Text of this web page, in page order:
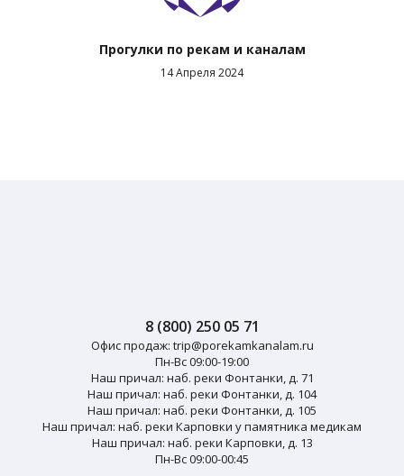
Прогулки по рекам и каналам
14 Апреля 2024
8 (800) 250 05 71
Офис продаж: trip@porekamkanalam.ru
Пн-Вс 09:00-19:00
Наш причал: наб. реки Фонтанки, д. 71
Наш причал: наб. реки Фонтанки, д. 104
Наш причал: наб. реки Фонтанки, д. 105
Наш причал: наб. реки Карповки у памятника медикам
Наш причал: наб. реки Карповки, д. 13
Пн-Вс 09:00-00:45